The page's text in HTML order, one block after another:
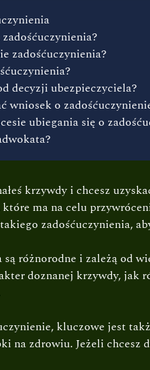
zadośćuczynienia?
decyzji ubezpieczyciela?
wniosek o
ubiegania się o
krzywdy i chcesz
ma na celu
zadośćuczynienia,
różnorodne i zależą od
doznanej krzywdy, jak
kluczowe jest
na zdrowiu. Jeżeli chcesz